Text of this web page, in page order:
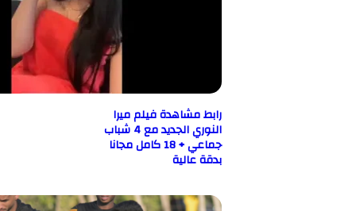
رابط مشاهدة فيلم ميرا
النوري الجديد مع 4 شباب
جماعي + 18 كامل مجانا
بدقة عالية